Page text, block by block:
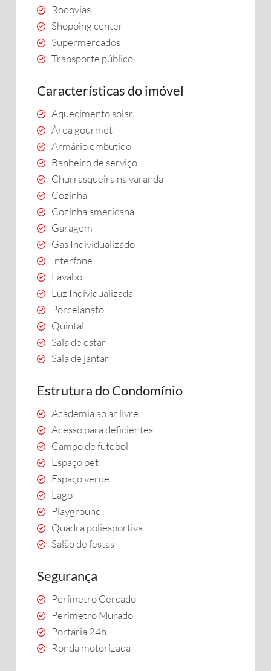
Rodovias
Shopping center
Supermercados
Transporte público
Características do imóvel
Aquecimento solar
Área gourmet
Armário embutido
Banheiro de serviço
Churrasqueira na varanda
Cozinha
Cozinha americana
Garagem
Gás Individualizado
Interfone
Lavabo
Luz Individualizada
Porcelanato
Quintal
Sala de estar
Sala de jantar
Estrutura do Condomínio
Academia ao ar livre
Acesso para deficientes
Campo de futebol
Espaço pet
Espaço verde
Lago
Playground
Quadra poliesportiva
Salão de festas
Segurança
Perímetro Cercado
Perímetro Murado
Portaria 24h
Ronda motorizada